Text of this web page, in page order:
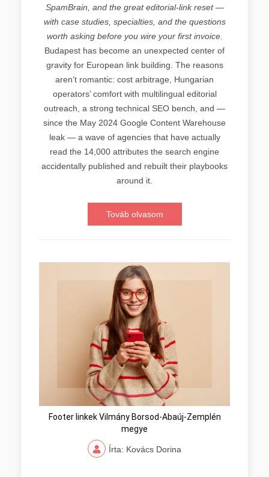
SpamBrain, and the great editorial-link reset —
with case studies, specialties, and the questions
worth asking before you wire your first invoice.
Budapest has become an unexpected center of
gravity for European link building. The reasons
aren’t romantic: cost arbitrage, Hungarian
operators’ comfort with multilingual editorial
outreach, a strong technical SEO bench, and —
since the May 2024 Google Content Warehouse
leak — a wave of agencies that have actually
read the 14,000 attributes the search engine
accidentally published and rebuilt their playbooks
around it.
Továb olvasom
Footer linkek Vilmány Borsod-Abaúj-Zemplén
megye
Írta: Kovács Dorina